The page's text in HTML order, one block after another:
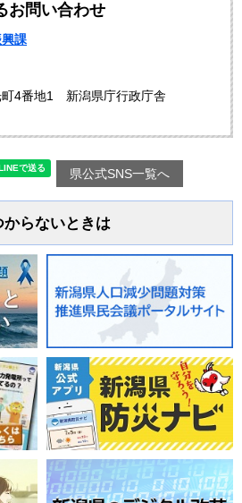
お問い合わせ
課
町4番地1 新潟県庁行政庁舎
県公式SNS一覧へ
からないときは